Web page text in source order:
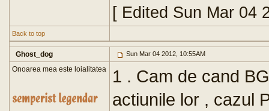
[ Edited Sun Mar 04
Back to top
Ghost_dog Sun Mar 04 2012, 10:55AM
Onoarea mea este loialitatea
1 . Cam de cand
actiunile lor , cazul